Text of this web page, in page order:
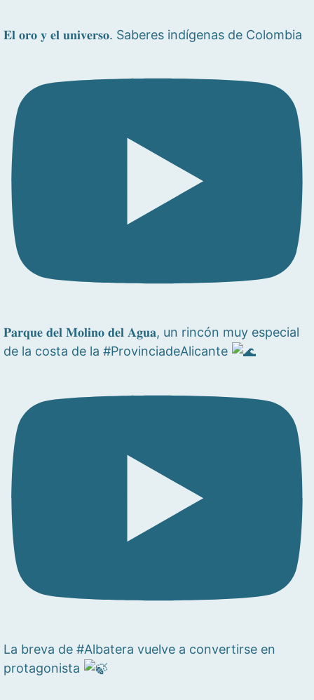
𝐄𝐥 𝐨𝐫𝐨 𝐲 𝐞𝐥 𝐮𝐧𝐢𝐯𝐞𝐫𝐬𝐨. Saberes indígenas de Colombia
𝐏𝐚𝐫𝐪𝐮𝐞 𝐝𝐞𝐥 𝐌𝐨𝐥𝐢𝐧𝐨 𝐝𝐞𝐥 𝐀𝐠𝐮𝐚, un rincón muy especial
de la costa de la #ProvinciadeAlicante
La breva de #Albatera vuelve a convertirse en
protagonista